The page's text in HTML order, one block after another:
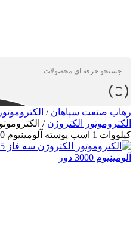
رهاب صنعت سپاهان / الکتروموتور
الکتروموتور الکتروژن /
کیلووات 1 اسب پوسته آلومینیوم 3000 دور